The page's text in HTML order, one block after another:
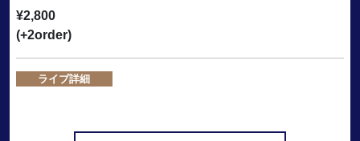
¥2,800
(+2order)
ライブ詳細